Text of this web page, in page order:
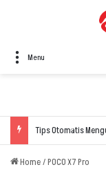
Menu
Tips Otomatis
Home/POCO X7 Pro